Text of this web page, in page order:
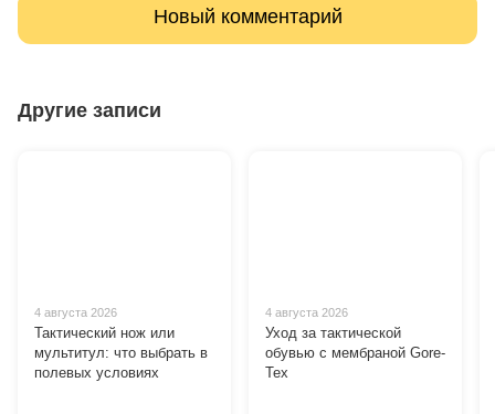
Новый комментарий
Другие записи
4 августа 2026
Тактический нож или
мультитул: что выбрать в
полевых условиях
4 августа 2026
Уход за тактической
обувью с мембраной Gore-
Tex